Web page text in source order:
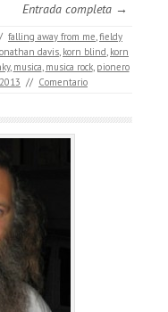
Entrada completa →
falling away from me,fieldy
davis, korn blind, korn
, musica, musica rock, pionero
// Comentario